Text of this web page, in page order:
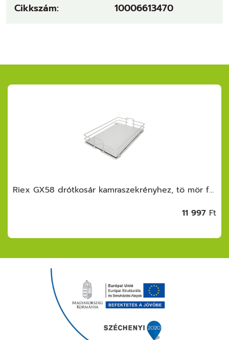
Cikkszám: 10006613470
Riex GX58 drótkosár kamraszekrényhez, tö mör fenék, 450 mm, fehér
11 997 Ft